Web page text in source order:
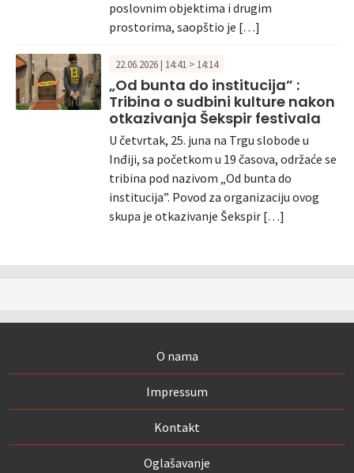
poslovnim objektima i drugim
prostorima, saopštio je […]
22.06.2026 | 14:41 > 14:14
„Od bunta do institucija” :
Tribina o sudbini kulture nakon
otkazivanja Šekspir festivala
U četvrtak, 25. juna na Trgu slobode u
Inđiji, sa početkom u 19 časova, održaće se
tribina pod nazivom „Od bunta do
institucija”. Povod za organizaciju ovog
skupa je otkazivanje Šekspir […]
O nama
Impressum
Kontakt
Oglašavanje